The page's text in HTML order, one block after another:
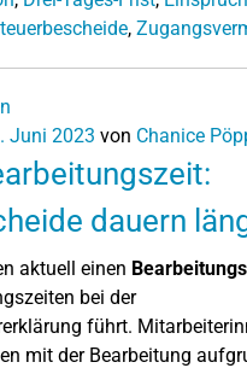
,
Juni 2023 von Chanice
dauern
aktuell einen
bei der
führt.
mit der Bearbeitung